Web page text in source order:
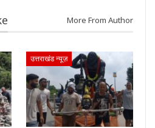
More From Author
उत्तराखंड न्यूज़